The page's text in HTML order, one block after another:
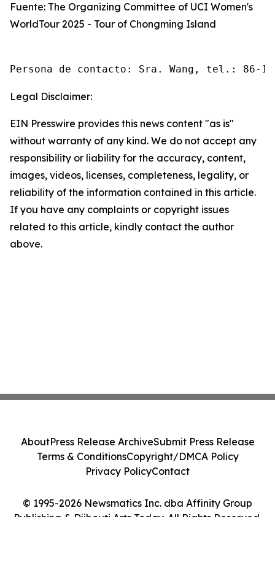
Fuente: The Organizing Committee of UCI Women's
WorldTour 2025 - Tour of Chongming Island
Persona de contacto: Sra. Wang, tel.: 86-10-
Legal Disclaimer:
EIN Presswire provides this news content "as is"
without warranty of any kind. We do not accept any
responsibility or liability for the accuracy, content,
images, videos, licenses, completeness, legality, or
reliability of the information contained in this article.
If you have any complaints or copyright issues
related to this article, kindly contact the author
above.
© 1995-2026 Newsmatics Inc. dba Affinity Group
Publishing & Djibouti Arts Today. All Rights Reserved.
AboutPress Release ArchiveSubmit Press Release
Terms & ConditionsCopyright/DMCA Policy
Privacy PolicyContact